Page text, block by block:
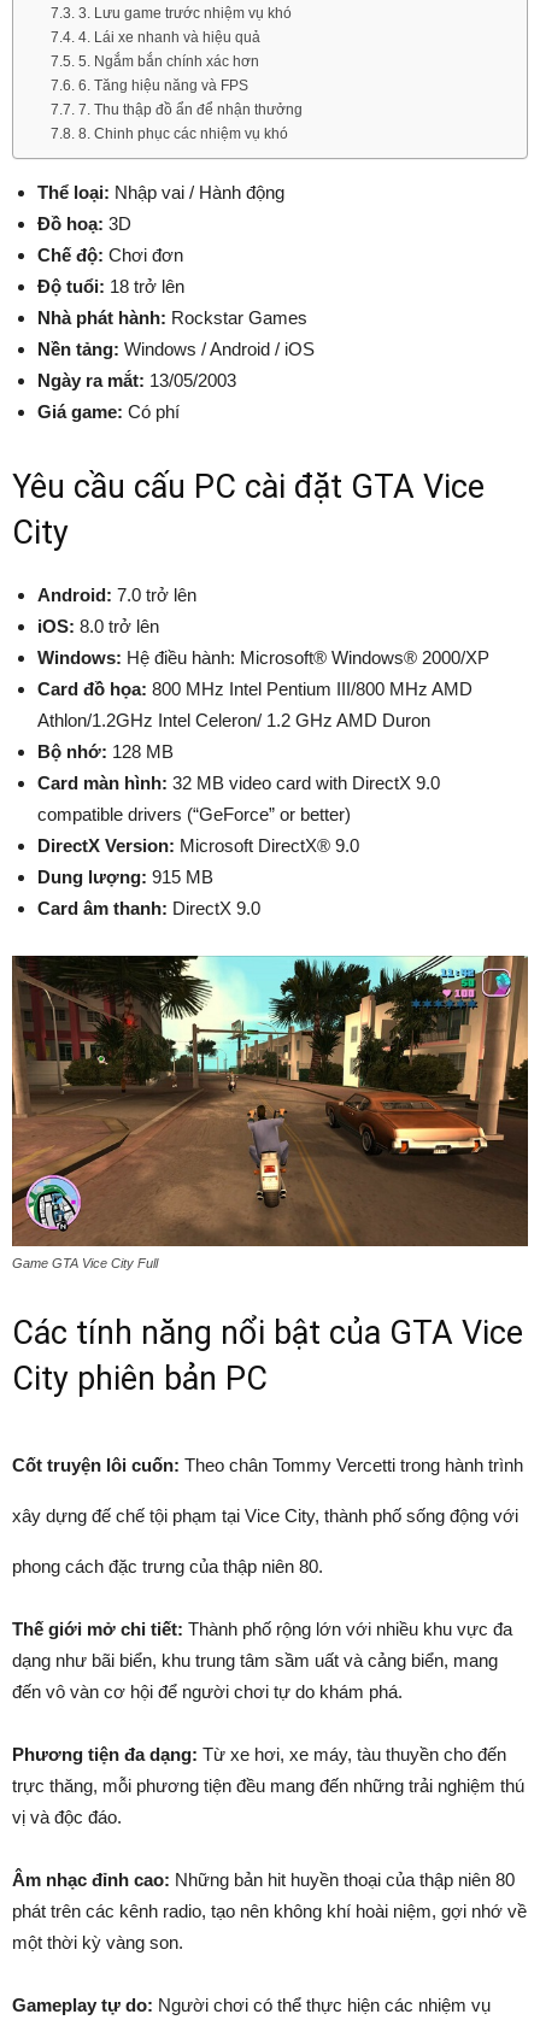
3. Lưu game trước nhiệm vụ khó
4. Lái xe nhanh và hiệu quả
5. Ngắm bắn chính xác hơn
6. Tăng hiệu năng và FPS
7. Thu thập đồ ẩn để nhận thưởng
8. Chinh phục các nhiệm vụ khó
Thể loại: Nhập vai / Hành động
Đồ hoạ: 3D
Chế độ: Chơi đơn
Độ tuổi: 18 trở lên
Nhà phát hành: Rockstar Games
Nền tảng: Windows / Android / iOS
Ngày ra mắt: 13/05/2003
Giá game: Có phí
Yêu cầu cấu PC cài đặt GTA Vice
City
Android: 7.0 trở lên
iOS: 8.0 trở lên
Windows: Hệ điều hành: Microsoft® Windows® 2000/XP
Card đồ họa: 800 MHz Intel Pentium III/800 MHz AMD
Athlon/1.2GHz Intel Celeron/ 1.2 GHz AMD Duron
Bộ nhớ: 128 MB
Card màn hình: 32 MB video card with DirectX 9.0
compatible drivers (“GeForce” or better)
DirectX Version: Microsoft DirectX® 9.0
Dung lượng: 915 MB
Card âm thanh: DirectX 9.0
Game GTA Vice City Full
Các tính năng nổi bật của GTA Vice
City phiên bản PC
Cốt truyện lôi cuốn: Theo chân Tommy Vercetti trong hành trình
xây dựng đế chế tội phạm tại Vice City, thành phố sống động với
phong cách đặc trưng của thập niên 80.
Thế giới mở chi tiết: Thành phố rộng lớn với nhiều khu vực đa
dạng như bãi biển, khu trung tâm sầm uất và cảng biển, mang
đến vô vàn cơ hội để người chơi tự do khám phá.
Phương tiện đa dạng: Từ xe hơi, xe máy, tàu thuyền cho đến
trực thăng, mỗi phương tiện đều mang đến những trải nghiệm thú
vị và độc đáo.
Âm nhạc đỉnh cao: Những bản hit huyền thoại của thập niên 80
phát trên các kênh radio, tạo nên không khí hoài niệm, gợi nhớ về
một thời kỳ vàng son.
Gameplay tự do: Người chơi có thể thực hiện các nhiệm vụ